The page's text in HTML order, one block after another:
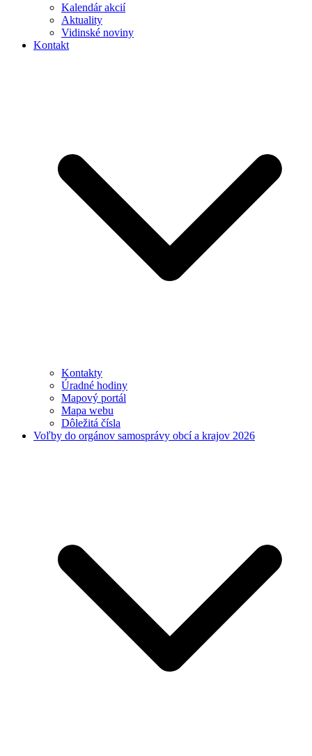
Kalendár akcií
Aktuality
Vidinské noviny
Kontakt
Kontakty
Úradné hodiny
Mapový portál
Mapa webu
Dôležitá čísla
Voľby do orgánov samosprávy obcí a krajov 2026